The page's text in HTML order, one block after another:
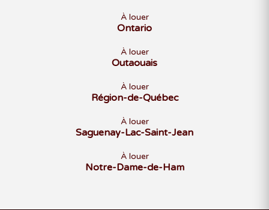
À louer
Ontario
À louer
Outaouais
À louer
Région-de-Québec
À louer
Saguenay-Lac-Saint-Jean
À louer
Notre-Dame-de-Ham